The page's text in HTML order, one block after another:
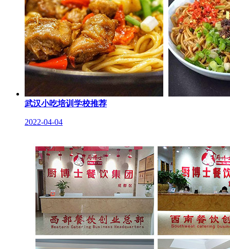
武汉小吃培训学校推荐
2022-04-04